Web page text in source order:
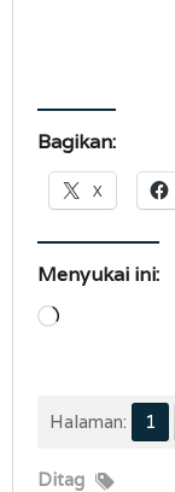
Bagikan:
X
Menyukai ini:
Memuat...
Halaman: 1
Ditag